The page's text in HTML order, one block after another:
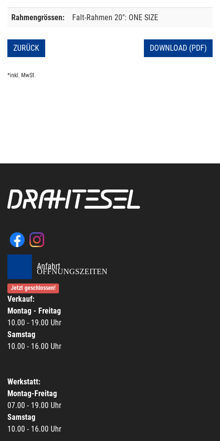
Rahmengrössen: Falt-Rahmen 20": ONE SIZE
ZURÜCK DOWNLOAD (PDF)
*inkl. MwSt.
Anfahrt
ÖFFNUNGSZEITEN
Jetzt geschlossen!
Verkauf:
Montag - Freitag
10.00 - 19.00 Uhr
Samstag
10.00 - 16.00 Uhr
Werkstatt:
Montag-Freitag
07.00 - 19.00 Uhr
Samstag
10.00 - 16.00 Uhr